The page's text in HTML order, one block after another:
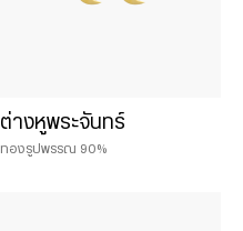
ต่างหูพระจันทร์
ทองรูปพรรณ 90%